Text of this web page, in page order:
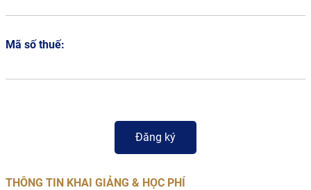
THÔNG TIN KHAI GIẢNG & HỌC PHÍ
Mã số thuế: